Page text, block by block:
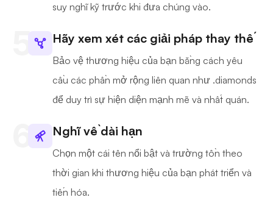
suy nghĩ kỹ trước khi đưa chúng vào.
Hãy xem xét các giải pháp thay thế
Bảo vệ thương hiệu của bạn bằng cách yêu
cầu các phần mở rộng liên quan như .diamonds
để duy trì sự hiện diện mạnh mẽ và nhất quán.
Nghĩ về dài hạn
Chọn một cái tên nổi bật và trường tồn theo
thời gian khi thương hiệu của bạn phát triển và
tiến hóa.